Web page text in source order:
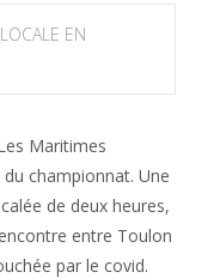
EN
Maritimes
championnat. Une
de deux heures,
entre Toulon
par le covid.